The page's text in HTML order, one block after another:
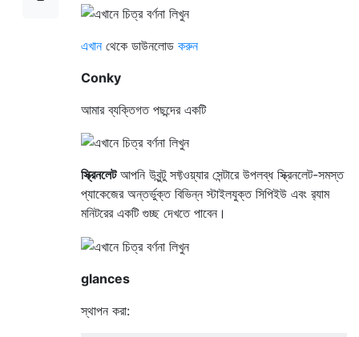
এখানথেকে ডাউনলোড করুন
Conky
আমার ব্যক্তিগত পছন্দের একটি
স্ক্রিনলেটআপনি উবুন্টু সফ্টওয়্যার সেন্টারে উপলব্ধ স্ক্রিনলেট-সমস্ত
প্যাকেজের অন্তর্ভুক্ত বিভিন্ন স্টাইলযুক্ত সিপিইউ এবং র‌্যাম
মনিটরের একটি গুচ্ছ দেখতে পাবেন।
glances
স্থাপন করা: